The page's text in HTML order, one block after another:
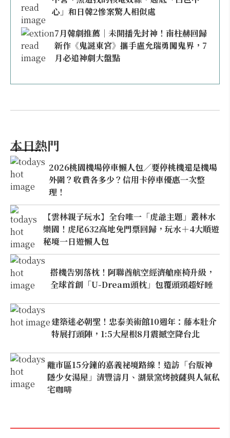
心」和日韓2慘案驚人相似處
7月韓劇推薦｜未開播先封神！南柱赫回歸
新作《鬼謎東宮》攜手盧允瑞勇闖鬼界，7
月必追神劇大盤點
本日熱門
2026桃園機場停車懶人包／要停桃機還是機場
外圍？收費各多少？信用卡停車優惠一次整
理！
【雲林親子玩水】全台唯一「虎爺主題」叢林水
樂園！虎尾632高地免門票回歸，玩水＋4大順遊
秘境一日遊懶人包
搭機告別落枕！阿聯酋航空經濟艙座椅升級，
全球首創「U-Dream頭枕」包覆頭頸超好睡
建築迷必朝聖！忠泰美術館10週年：藤本壯介
特展打頭陣，1:5大屋根8月震撼空降台北
離市區15分鐘的嘉義祕境路線！造訪「台版神
隱少女湯屋」清豐濤月、湖景窯烤披薩與人氣私
宅咖啡